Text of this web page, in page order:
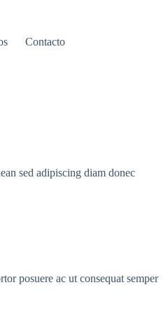
Contacto
sed adipiscing diam donec
posuere ac ut consequat semper